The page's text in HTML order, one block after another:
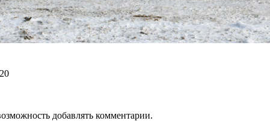
добавлять комментарии.